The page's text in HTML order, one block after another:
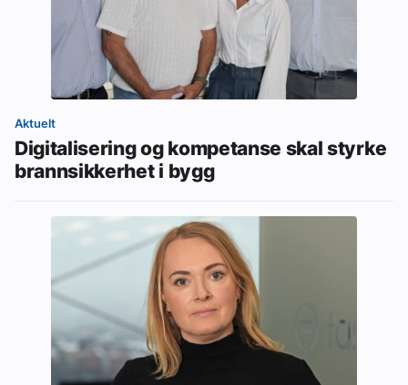
Aktuelt
Digitalisering og kompetanse skal styrke
brannsikkerhet i bygg